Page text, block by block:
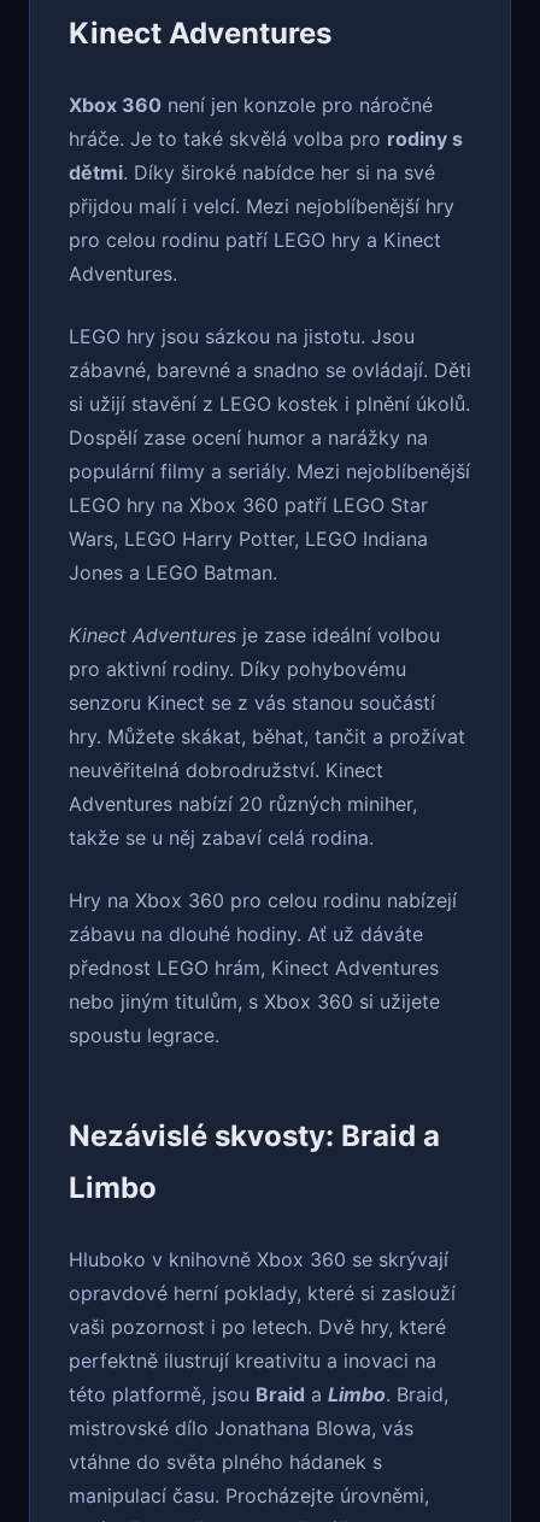
Kinect Adventures
Xbox 360 není jen konzole pro náročné
hráče. Je to také skvělá volba pro rodiny s
dětmi. Díky široké nabídce her si na své
přijdou malí i velcí. Mezi nejoblíbenější hry
pro celou rodinu patří LEGO hry a Kinect
Adventures.
LEGO hry jsou sázkou na jistotu. Jsou
zábavné, barevné a snadno se ovládají. Děti
si užijí stavění z LEGO kostek i plnění úkolů.
Dospělí zase ocení humor a narážky na
populární filmy a seriály. Mezi nejoblíbenější
LEGO hry na Xbox 360 patří LEGO Star
Wars, LEGO Harry Potter, LEGO Indiana
Jones a LEGO Batman.
Kinect Adventures je zase ideální volbou
pro aktivní rodiny. Díky pohybovému
senzoru Kinect se z vás stanou součástí
hry. Můžete skákat, běhat, tančit a prožívat
neuvěřitelná dobrodružství. Kinect
Adventures nabízí 20 různých miniher,
takže se u něj zabaví celá rodina.
Hry na Xbox 360 pro celou rodinu nabízejí
zábavu na dlouhé hodiny. Ať už dáváte
přednost LEGO hrám, Kinect Adventures
nebo jiným titulům, s Xbox 360 si užijete
spoustu legrace.
Nezávislé skvosty: Braid a
Limbo
Hluboko v knihovně Xbox 360 se skrývají
opravdové herní poklady, které si zaslouží
vaši pozornost i po letech. Dvě hry, které
perfektně ilustrují kreativitu a inovaci na
této platformě, jsou Braid a Limbo. Braid,
mistrovské dílo Jonathana Blowa, vás
vtáhne do světa plného hádanek s
manipulací času. Procházejte úrovněmi,